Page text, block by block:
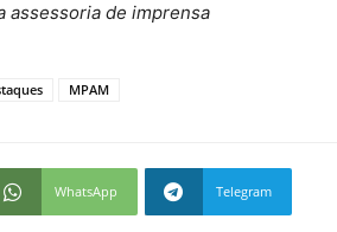
assessoria de imprensa
MPAM
WhatsApp Telegram